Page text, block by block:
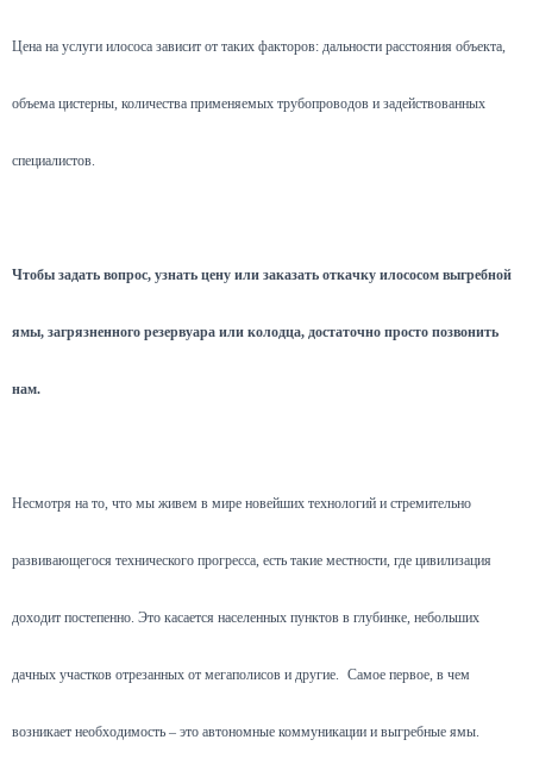
Цена на услуги илососа зависит от таких факторов: дальности расстояния объекта,
объема цистерны, количества применяемых трубопроводов и задействованных
специалистов.
Чтобы задать вопрос, узнать цену или заказать откачку илососом выгребной
ямы, загрязненного резервуара или колодца, достаточно просто позвонить
нам.
Несмотря на то, что мы живем в мире новейших технологий и стремительно
развивающегося технического прогресса, есть такие местности, где цивилизация
доходит постепенно. Это касается населенных пунктов в глубинке, небольших
дачных участков отрезанных от мегаполисов и другие. Самое первое, в чем
возникает необходимость – это автономные коммуникации и выгребные ямы.